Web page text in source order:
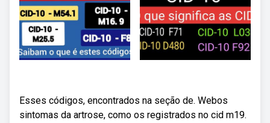
Esses códigos, encontrados na seção de. Webos
sintomas da artrose, como os registrados no cid m19.